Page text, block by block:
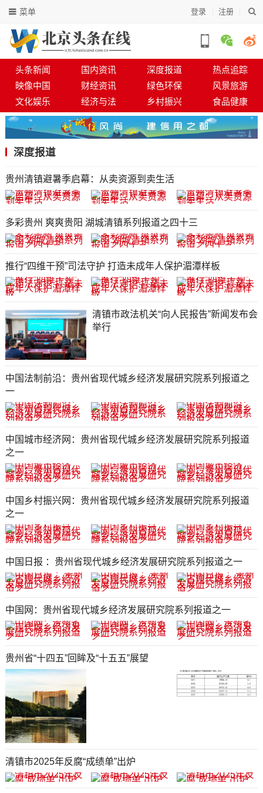
登录 注册
菜单
头条新闻 国内资讯 深度报道
热点追踪
映像中国
财经资讯 绿色环保
风景旅游
文化娱乐
经济与法 乡村振兴 食品健康
深度报道
贵州清镇避暑季启幕：从卖资源到卖生活
多彩贵州 爽爽贵阳 湖城清镇系列报道之四十三
推行“四维干预”司法守护 打造未成年人保护湄潭样板
清镇市政法机关“向人民报告”新闻发布会
举行
中国法制前沿：贵州省现代城乡经济发展研究院系列报道之
一
中国城市经济网：贵州省现代城乡经济发展研究院系列报道
之一
中国乡村振兴网：贵州省现代城乡经济发展研究院系列报道
之一
中国日报 ：贵州省现代城乡经济发展研究院系列报道之一
中国网：贵州省现代城乡经济发展研究院系列报道之一
贵州省“十四五”回眸及“十五五”展望
清镇市2025年反腐“成绩单”出炉